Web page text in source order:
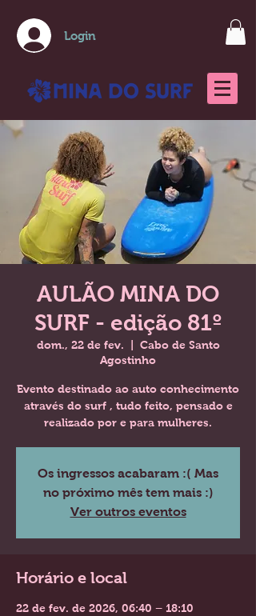
Login
AULÃO MINA DO
SURF - edição 81º
dom., 22 de fev.
Cabo de Santo
Agostinho
Evento destinado ao auto conhecimento
através do surf , tudo feito, pensado e
realizado por e para mulheres.
Os ingressos acabaram :( Mas
no próximo mês tem mais :)
Ver outros eventos
Horário e local
22 de fev. de 2026, 06:40 – 18:10